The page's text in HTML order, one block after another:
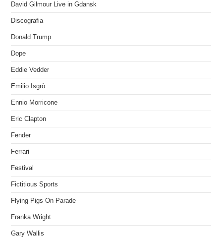
David Gilmour Live in Gdansk
Discografia
Donald Trump
Dope
Eddie Vedder
Emilio Isgrò
Ennio Morricone
Eric Clapton
Fender
Ferrari
Festival
Fictitious Sports
Flying Pigs On Parade
Franka Wright
Gary Wallis